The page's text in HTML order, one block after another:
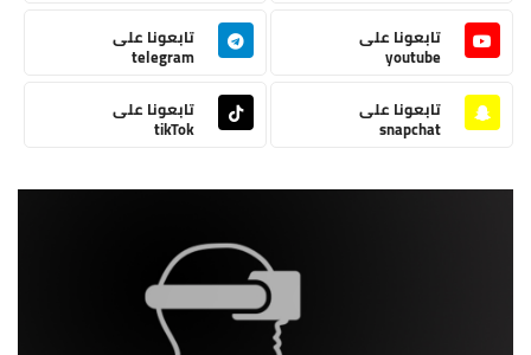
تابعونا على
youtube
تابعونا على
telegram
تابعونا على
snapchat
تابعونا على
tikTok